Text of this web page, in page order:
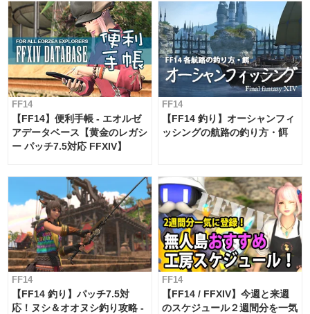
FF14
【FF14】便利手帳 - エオルゼ
アデータベース【黄金のレガシ
ー パッチ7.5対応 FFXIV】
FF14
【FF14 釣り】オーシャンフィ
ッシングの航路の釣り方・餌
FF14
【FF14 釣り】パッチ7.5対
応！ヌシ＆オオヌシ釣り攻略 -
FF14
【FF14 / FFXIV】今週と来週
のスケジュール２週間分を一気